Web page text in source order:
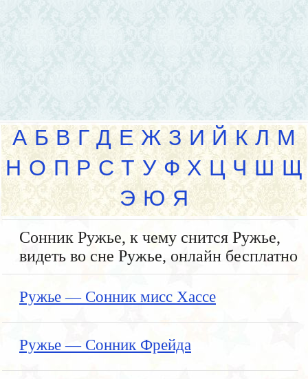
А Б В Г Д Е Ж З И Й К Л М
Н О П Р С Т У Ф Х Ц Ч Ш Щ
Э Ю Я
Сонник Ружье, к чему снится Ружье,
видеть во сне Ружье, онлайн бесплатно
Ружье — Сонник мисс Хассе
Ружье — Сонник Фрейда